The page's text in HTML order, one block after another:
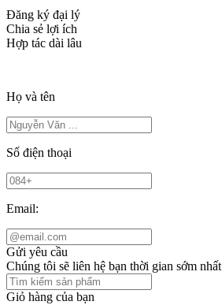
Đăng ký đại lý
Chia sẻ lợi ích
Hợp tác dài lâu
Họ và tên
Số điện thoại
Email:
Gửi yêu cầu
Chúng tôi sẽ liên hệ bạn thời gian sớm nhất
Giỏ hàng của bạn